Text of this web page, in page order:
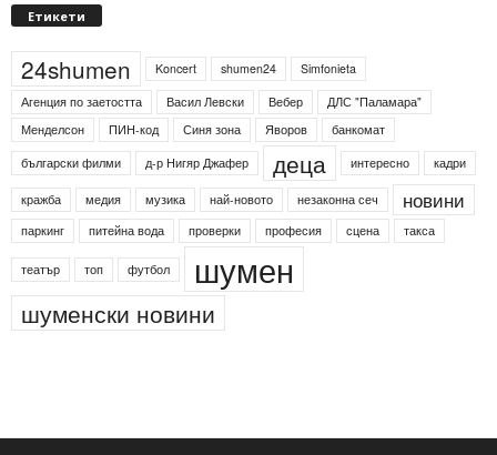
Етикети
24shumen Koncert shumen24
Simfonieta
Агенция по заетостта
Васил Левски Вебер
ДЛС "Паламара"
Менделсон
ПИН-код Синя зона Яворов
банкомат
български филми
д-р Нигяр Джафер деца интересно кадри
кражба медия музика най-новото незаконна сеч новини
паркинг питейна вода проверки професия сцена такса
театър топ футбол шумен
шуменски новини